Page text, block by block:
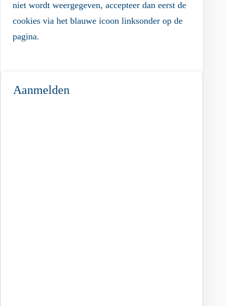
niet wordt weergegeven, accepteer dan eerst de
cookies via het blauwe icoon linksonder op de
pagina.
Aanmelden